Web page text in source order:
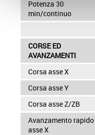
Potenza 30
min/continuo
CORSE ED
AVANZAMENTI
Corsa asse X
Corsa asse Y
Corsa asse Z/ZB
Avanzamento rapido
asse X